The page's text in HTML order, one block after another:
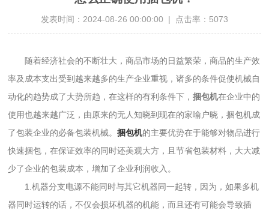
发表时间：2024-08-26 00:00:00 | 点击率：5073
随着经济社会的不断壮大，商品市场的日益繁荣，商品的生产效
率及成本支出受到越来越多的生产企业重视，诸多的条件促使机械自
动化的趋势成了大势所趋，在这样的有利条件下，捆包机在企业中的
使用也越来越广泛，由原来的无人知晓到现在的家喻户晓，捆包机成
了包装企业的必备包装机械。捆包机的主要优势在于能够对物品进行
快速捆包，在保证效率的同时还美观大方，且节省包装材料，大大减
少了企业的包装成本，增加了企业利润收入。
1.机器分支电源不能同时与其它机器同一起转，因为，如果多机
器同时运转的话，不仅会损坏机器的机能，而且还有可能会导致插